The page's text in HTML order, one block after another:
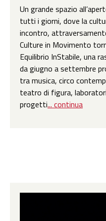
Un grande spazio
tutti i giorni, dove la
incontro,
Culture in Movimento
Equilibrio InStabile, una
da giugno a settembre
tra musica, circo
teatro di figura,
progetti... continua